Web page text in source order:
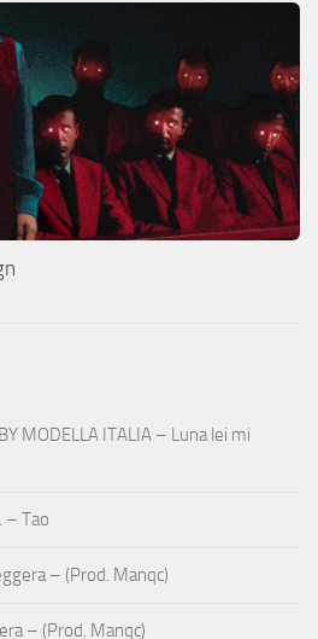
MODELLA ITALIA – Luna lei mi
– Tao
– (Prod. Manqc)
– (Prod. Manqc)